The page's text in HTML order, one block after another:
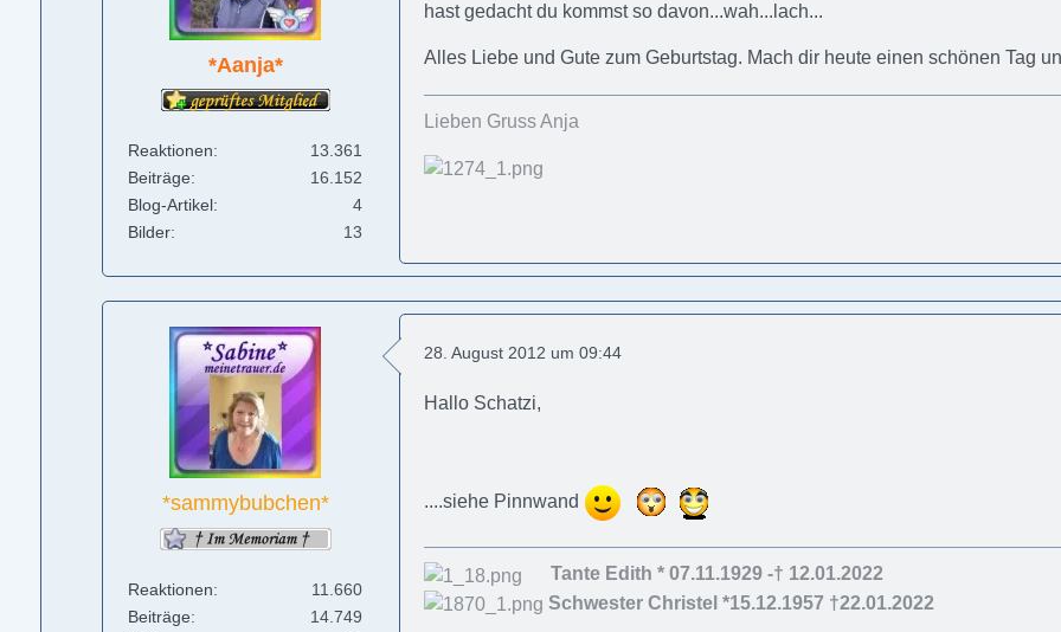
*Aanja*
Reaktionen
13.361
Beiträge
16.152
Blog-Artikel
4
Bilder
13
hast gedacht du kommst so davon...wah...lach...
Alles Liebe und Gute zum Geburtstag. Mach dir heute einen schönen Tag
Lieben Gruss Anja
*sammybubchen*
Reaktionen
11.660
Beiträge
14.749
28. August 2012 um 09:44
Hallo Schatzi,
....siehe Pinnwand
Tante Edith * 07.11.1929 -† 12.01.2022
Schwester Christel *15.12.1957 †22.01.2022